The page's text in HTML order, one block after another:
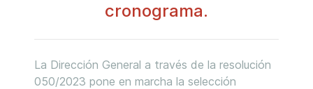
cronograma.
La Dirección General a través de la resolución
050/2023 pone en marcha la selección